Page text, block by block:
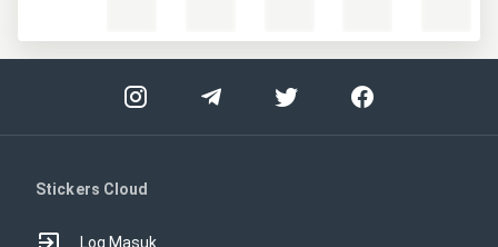
Stickers Cloud
Log Masuk